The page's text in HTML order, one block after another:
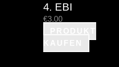
4. EBI
€3.00